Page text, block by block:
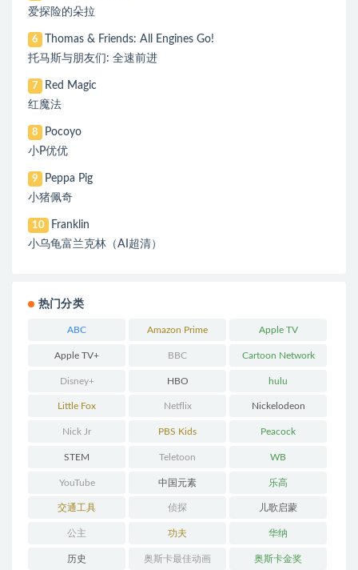
爱探险的朵拉
6
Thomas & Friends: All Engines Go!
托马斯与朋友们: 全速前进
7
Red Magic
红魔法
8
Pocoyo
小P优优
9
Peppa Pig
小猪佩奇
10
Franklin
小乌龟富兰克林（AI超清）
热门分类
ABC Amazon Prime Apple TV
Apple TV+ BBC Cartoon Network
Disney+ HBO hulu
Little Fox Netflix Nickelodeon
Nick Jr PBS Kids Peacock
STEM Teletoon WB
YouTube 中国元素 乐高
交通工具 侦探 儿歌启蒙
公主 功夫 华纳
历史 奥斯卡最佳动画 奥斯卡金奖